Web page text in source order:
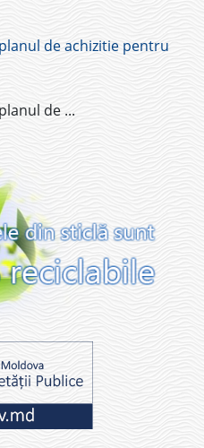
de achizitie pentru
de ...